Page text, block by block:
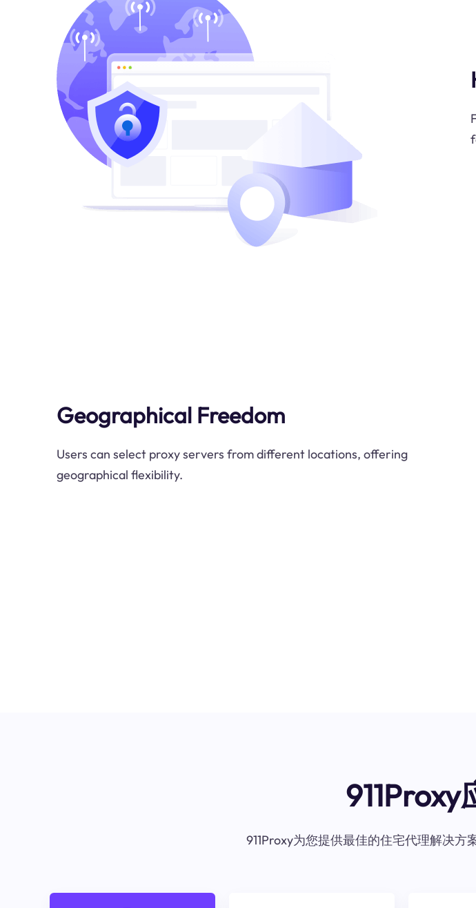
Geographical Freedom
Users can select proxy servers from different locations, offering
geographical flexibility.
911Proxy为您提供最佳的住宅代理解决